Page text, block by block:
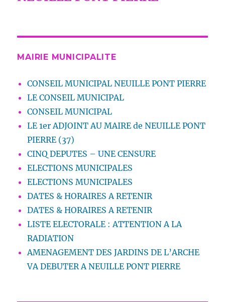
MAIRIE MUNICIPALITE
CONSEIL MUNICIPAL NEUILLE PONT PIERRE
LE CONSEIL MUNICIPAL
CONSEIL MUNICIPAL
LE 1er ADJOINT AU MAIRE de NEUILLE PONT
PIERRE (37)
CINQ DEPUTES – UNE CENSURE
ELECTIONS MUNICIPALES
ELECTIONS MUNICIPALES
DATES & HORAIRES A RETENIR
DATES & HORAIRES A RETENIR
LISTE ELECTORALE : ATTENTION A LA
RADIATION
AMENAGEMENT DES JARDINS DE L’ARCHE
VA DEBUTER A NEUILLE PONT PIERRE